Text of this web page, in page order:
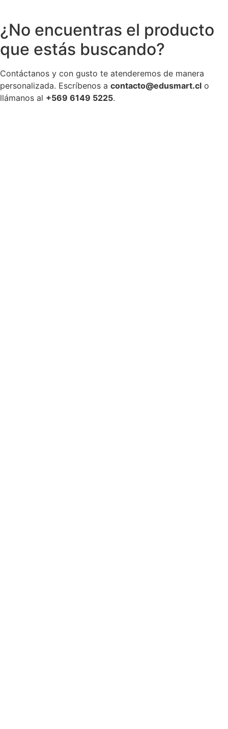
¿No encuentras el producto
que estás buscando?
Contáctanos y con gusto te atenderemos de manera
personalizada. Escríbenos a contacto@edusmart.cl o
llámanos al +569 6149 5225.